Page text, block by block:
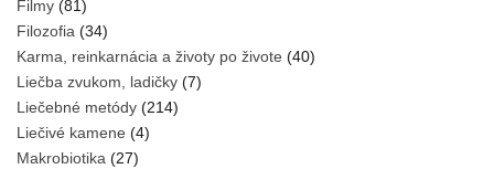
Filmy (81)
Filozofia (34)
Karma, reinkarnácia a životy po živote (40)
Liečba zvukom, ladičky (7)
Liečebné metódy (214)
Liečivé kamene (4)
Makrobiotika (27)